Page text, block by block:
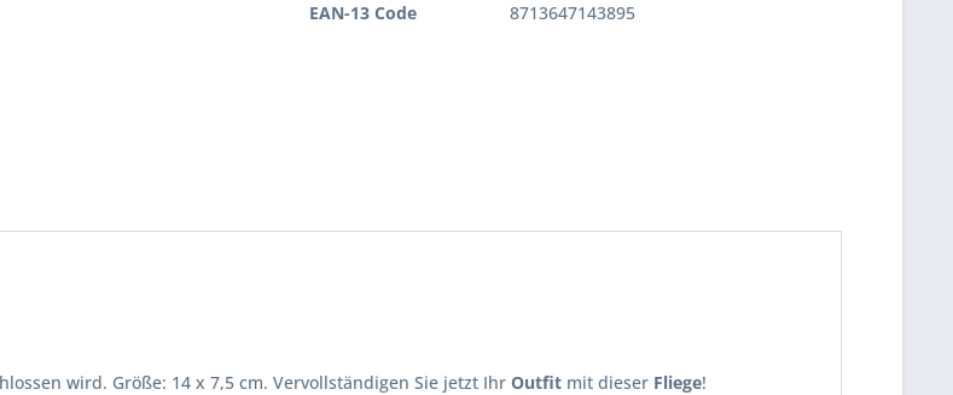
EAN-13 Code
8713647143895
wird. Größe: 14 x 7,5 cm. Vervollständigen Sie jetzt Ihr Outfit mit dieser Fliege!